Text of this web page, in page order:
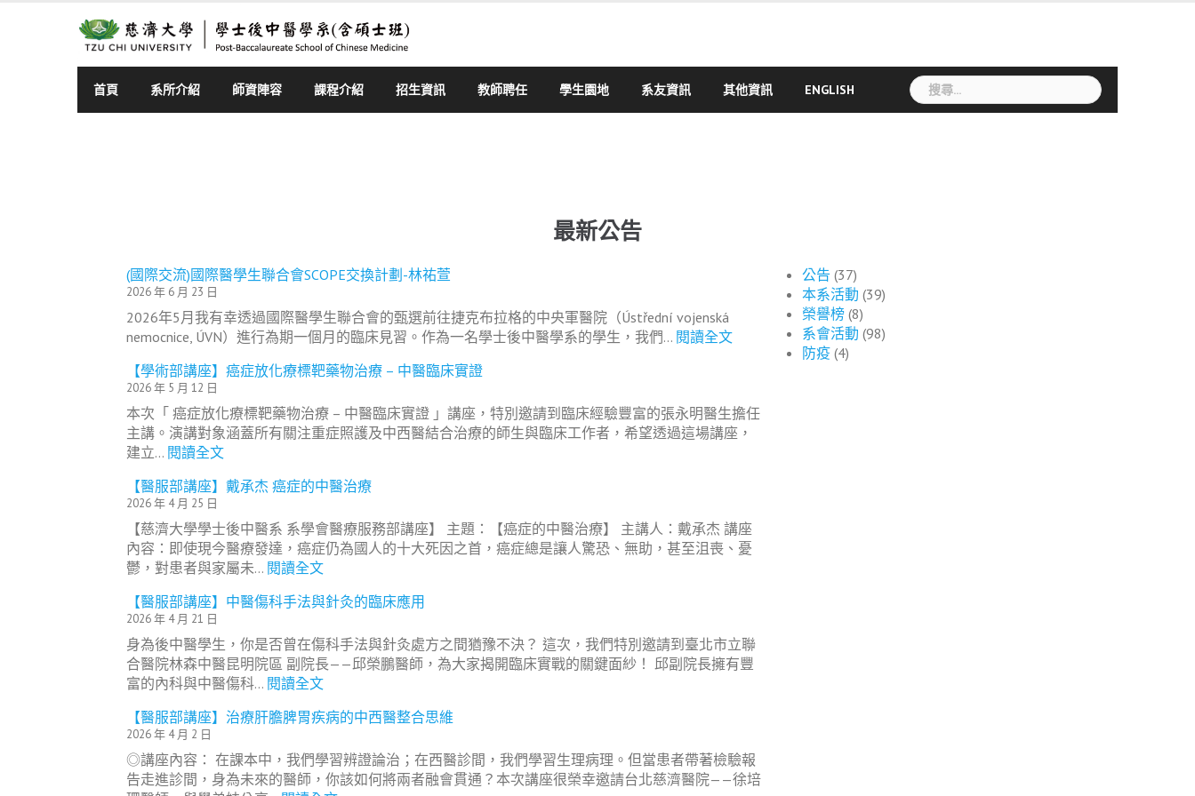
首頁 系所介紹 師資陣容 課程介紹 招生資訊 教師聘任 學生園地 系友資訊 其他資訊 ENGLISH
搜
尋
最新公告
(國際交流)國際醫學生聯合會SCOPE交換計劃-林祐萱
2026 年 6 月 23 日
2026年5月我有幸透過國際醫學生聯合會的甄選前往捷克布拉格的中央軍醫院（Ústřední vojenská
nemocnice, ÚVN）進行為期一個月的臨床見習。作為一名學士後中醫學系的學生，我們… 閱讀全文:
交
流
學
生
C
O
計
劃
【學術部講座】癌症放化療標靶藥物治療 – 中醫臨床實證
2026 年 5 月 12 日
本次「 癌症放化療標靶藥物治療 – 中醫臨床實證 」講座，特別邀請到臨床經驗豐富的張永明醫生擔任
主講。演講對象涵蓋所有關注重症照護及中西醫結合治療的師生與臨床工作者，希望透過這場講座，
建立… 閱讀全文:
學
部
講
座
癌
放
化
療
標
靶
物
治
【醫服部講座】戴承杰 癌症的中醫治療
2026 年 4 月 25 日
【慈濟大學學士後中醫系 系學會醫療服務部講座】 主題：【癌症的中醫治療】 主講人：戴承杰 講座
內容：即使現今醫療發達，癌症仍為國人的十大死因之首，癌症總是讓人驚恐、無助，甚至沮喪、憂
鬱，對患者與家屬未… 閱讀全文:
醫
部
講
座
戴
杰
癌
【醫服部講座】中醫傷科手法與針灸的臨床應用
2026 年 4 月 21 日
身為後中醫學生，你是否曾在傷科手法與針灸處方之間猶豫不決？ 這次，我們特別邀請到臺北市立聯
合醫院林森中醫昆明院區 副院長——邱榮鵬醫師，為大家揭開臨床實戰的關鍵面紗！ 邱副院長擁有豐
富的內科與中醫傷科… 閱讀全文:
醫
部
講
【醫服部講座】治療肝膽脾胃疾病的中西醫整合思維
2026 年 4 月 2 日
◎講座內容： 在課本中，我們學習辨證論治；在西醫診間，我們學習生理病理。但當患者帶著檢驗報
告走進診間，身為未來的醫師，你該如何將兩者融會貫通？本次講座很榮幸邀請台北慈濟醫院——徐培
公告 (37)
本系活動 (39)
榮譽榜(8)
系會活動 (98)
防疫(4)